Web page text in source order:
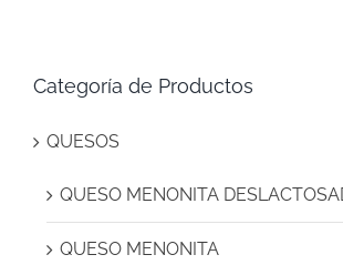
Categoría de Productos
QUESOS
QUESO MENONITA
QUESO MENONITA